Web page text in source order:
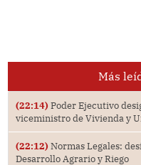
Más
(22:14) Poder Ejecutivo
viceministro de Vivienda y
(22:12) Normas Legales:
Desarrollo Agrario y Riego